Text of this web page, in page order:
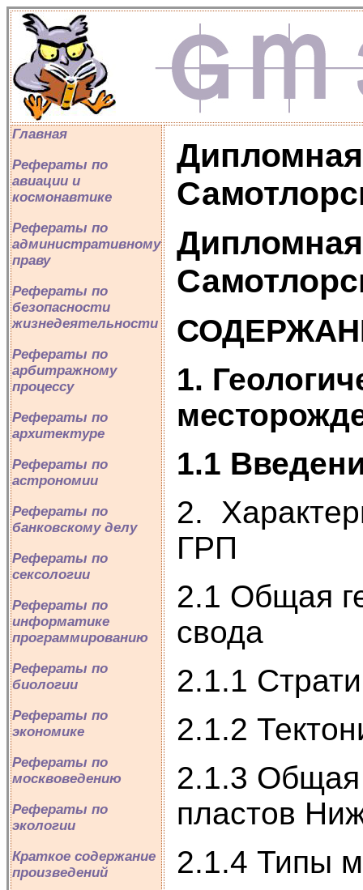
Главная
Рефераты по
авиации и
космонавтике
Рефераты по
административному
праву
Рефераты по
безопасности
жизнедеятельности
Рефераты по
арбитражному
процессу
Рефераты по
архитектуре
Рефераты по
астрономии
Рефераты по
банковскому делу
Рефераты по
сексологии
Рефераты по
информатике
программированию
Рефераты по
биологии
Рефераты по
экономике
Рефераты по
москвоведению
Рефераты по
экологии
Краткое содержание
произведений
Дипломная
Дипломная
1.
1.1
2.
ГРП
2.1 Общая
свода
2.1.1
2.1.2
2.1.3 Общая
пластов
2.1.4 Типы